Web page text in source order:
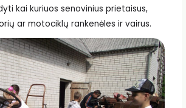
kai kuriuos senovinius prietaisus,
ar motociklų rankenėles ir vairus.